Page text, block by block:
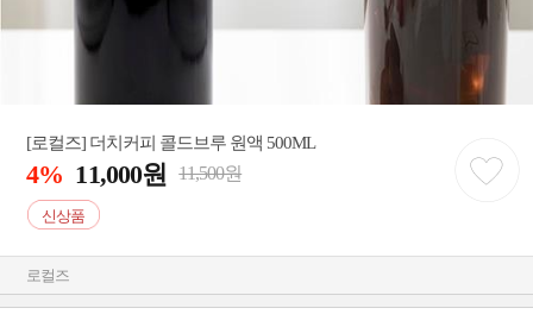
[로컬즈] 더치커피 콜드브루 원액 500ML
4% 11,000원 11,500원
신상품
로컬즈